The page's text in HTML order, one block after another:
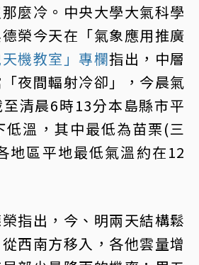
麼冷。中央大學大氣科學
榮今天在「氣象應用推廣
天機教室」專欄指出，中層
夜間輻射冷卻」，今晨氣
清晨6時13分本島縣市平
低溫，其中最低為苗栗(三
地區平地最低氣溫約在12
指出，今、明兩天結構鬆
西南方移入，各他雲量增